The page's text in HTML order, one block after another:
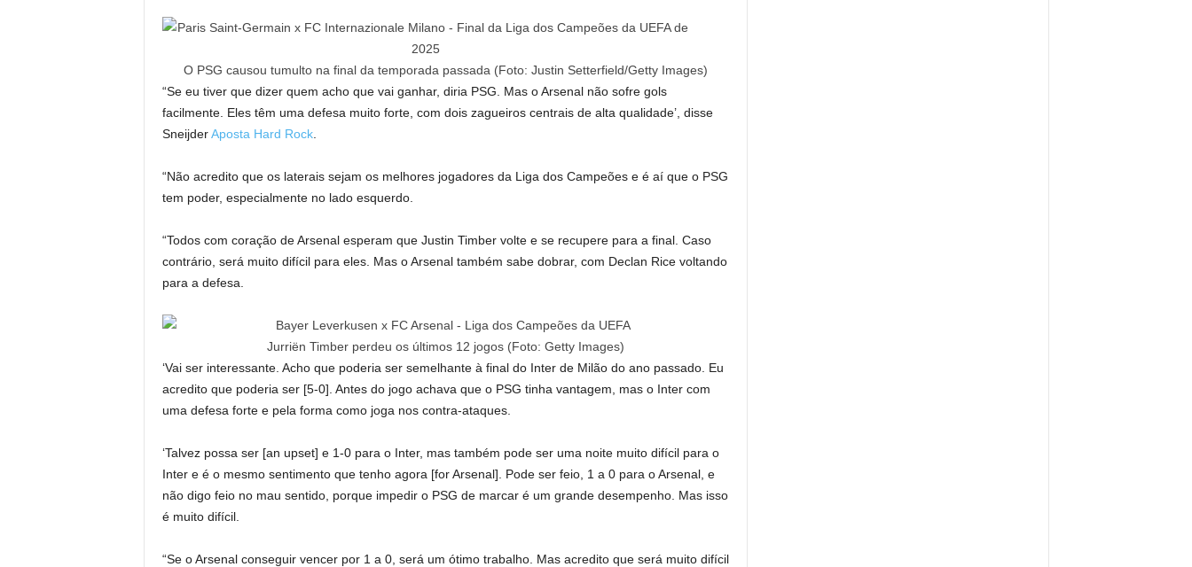
O PSG causou tumulto na final da temporada passada (Foto: Justin Setterfield/Getty Images)
“Se eu tiver que dizer quem acho que vai ganhar, diria PSG. Mas o Arsenal não sofre gols
facilmente. Eles têm uma defesa muito forte, com dois zagueiros centrais de alta qualidade’, disse
SneijderAposta Hard Rock.
“Não acredito que os laterais sejam os melhores jogadores da Liga dos Campeões e é aí que o PSG
tem poder, especialmente no lado esquerdo.
“Todos com coração de Arsenal esperam que Justin Timber volte e se recupere para a final. Caso
contrário, será muito difícil para eles. Mas o Arsenal também sabe dobrar, com Declan Rice voltando
para a defesa.
Jurriën Timber perdeu os últimos 12 jogos (Foto: Getty Images)
‘Vai ser interessante. Acho que poderia ser semelhante à final do Inter de Milão do ano passado. Eu
acredito que poderia ser [5-0]. Antes do jogo achava que o PSG tinha vantagem, mas o Inter com
uma defesa forte e pela forma como joga nos contra-ataques.
‘Talvez possa ser [an upset] e 1-0 para o Inter, mas também pode ser uma noite muito difícil para o
Inter e é o mesmo sentimento que tenho agora [for Arsenal]. Pode ser feio, 1 a 0 para o Arsenal, e
não digo feio no mau sentido, porque impedir o PSG de marcar é um grande desempenho. Mas isso
é muito difícil.
“Se o Arsenal conseguir vencer por 1 a 0, será um ótimo trabalho. Mas acredito que será muito difícil